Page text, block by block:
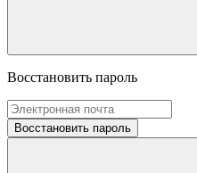
Восстановить пароль
Восстановить пароль